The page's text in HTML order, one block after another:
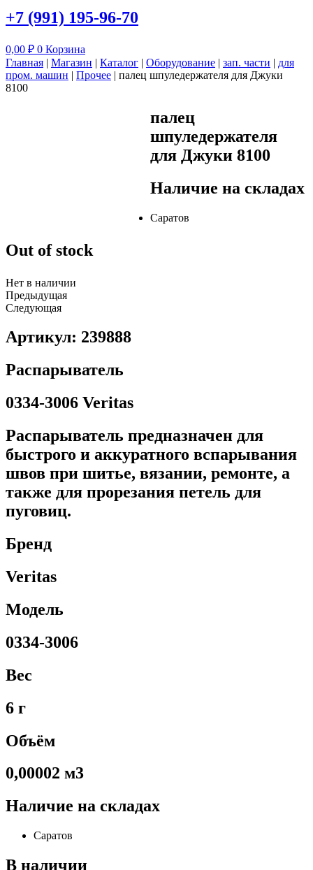
+7 (991) 195-96-70
0,00 ₽ 0 Корзина
Главная | Магазин | Каталог | Оборудование | зап. части | для
пром. машин | Прочее | палец шпуледержателя для Джуки
8100
палец
шпуледержателя
для Джуки 8100
Наличие на складах
Саратов
Out of stock
Нет в наличии
Предыдущая
Следующая
Артикул: 239888
Распарыватель
0334-3006 Veritas
Распарыватель предназначен для
быстрого и аккуратного вспарывания
швов при шитье, вязании, ремонте, а
также для прорезания петель для
пуговиц.
Бренд
Veritas
Модель
0334-3006
Вес
6 г
Объём
0,00002 м3
Наличие на складах
Саратов
В наличии